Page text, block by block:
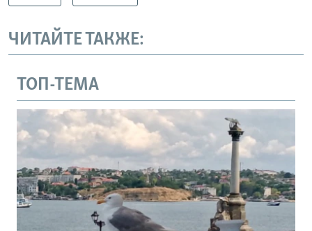
ЧИТАЙТЕ ТАКЖЕ:
ТОП-ТЕМА